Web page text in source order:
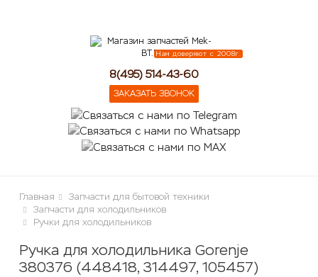
Нам доверяют с 2008г.
8(495) 514-43-60
ЗАКАЗАТЬ ЗВОНОК
Главная
Запчасти для бытовой техники
Запчасти для холодильников
Ручки для холодильников
Ручка для холодильника Gorenje
380376 (448418, 314497, 105457)